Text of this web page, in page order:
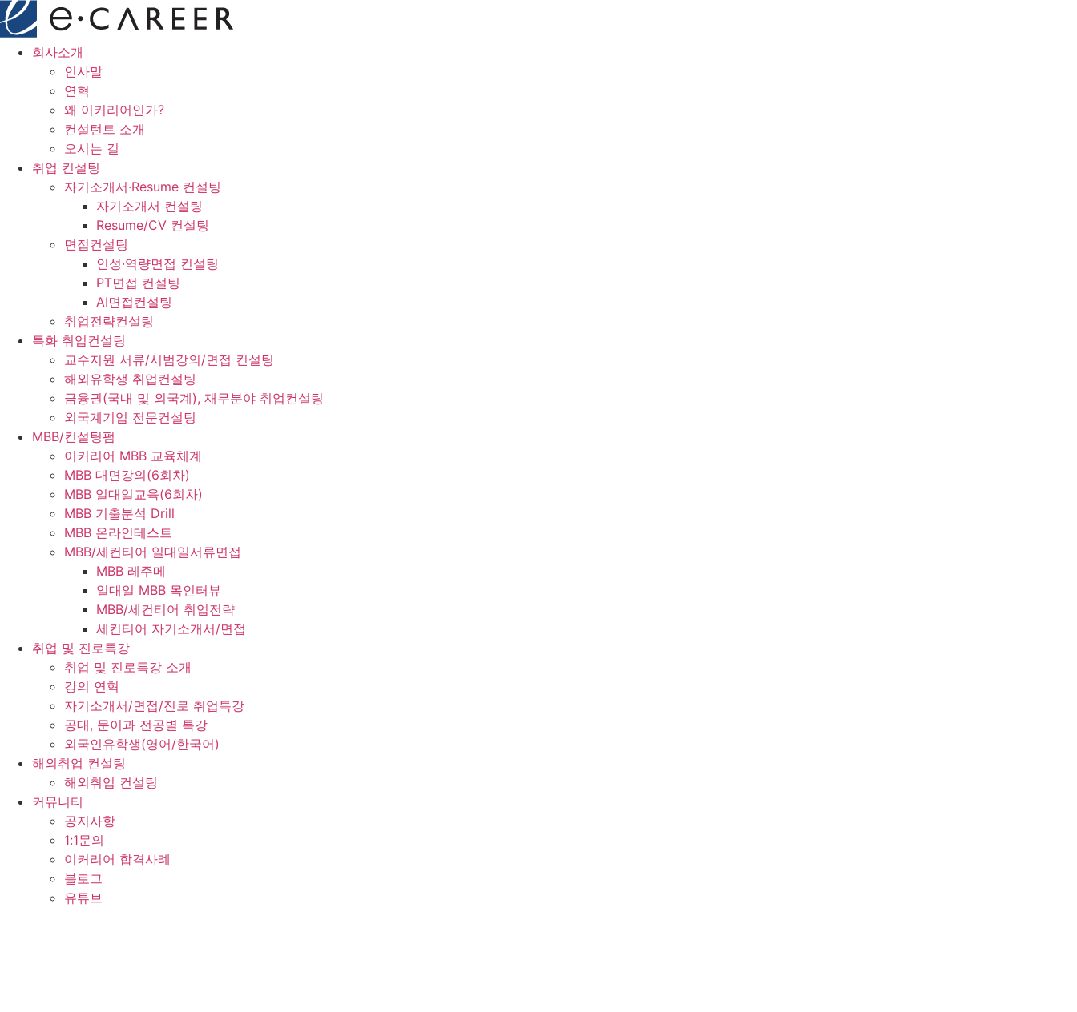
콘
텐
회사소개
인사말
연혁
왜 이커리어인가?
컨설턴트 소개
오시는 길
취업 컨설팅
자기소개서·Resume 컨설팅
자기소개서 컨설팅
Resume/CV 컨설팅
면접컨설팅
인성·역량면접 컨설팅
PT면접 컨설팅
AI면접컨설팅
취업전략컨설팅
특화 취업컨설팅
교수지원 서류/시범강의/면접 컨설팅
해외유학생 취업컨설팅
금융권(국내 및 외국계), 재무분야 취업컨설팅
외국계기업 전문컨설팅
MBB/컨설팅펌
이커리어 MBB 교육체계
MBB 대면강의(6회차)
MBB 일대일교육(6회차)
MBB 기출분석 Drill
MBB 온라인테스트
MBB/세컨티어 일대일서류면접
MBB 레주메
일대일 MBB 목인터뷰
MBB/세컨티어 취업전략
세컨티어 자기소개서/면접
취업 및 진로특강
취업 및 진로특강 소개
강의 연혁
자기소개서/면접/진로 취업특강
공대, 문이과 전공별 특강
외국인유학생(영어/한국어)
해외취업 컨설팅
해외취업 컨설팅
커뮤니티
공지사항
1:1문의
이커리어 합격사례
블로그
유튜브